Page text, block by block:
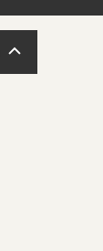
Filtrera